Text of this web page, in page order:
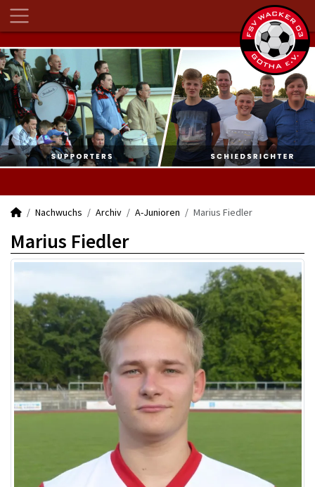
Nachwuchs Archiv A-Junioren Marius Fiedler
Marius Fiedler